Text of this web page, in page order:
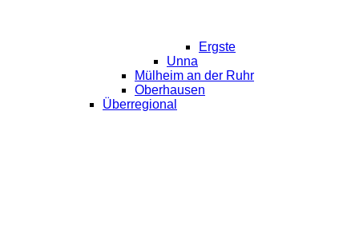
Ergste
Unna
Mülheim an der Ruhr
Oberhausen
Überregional